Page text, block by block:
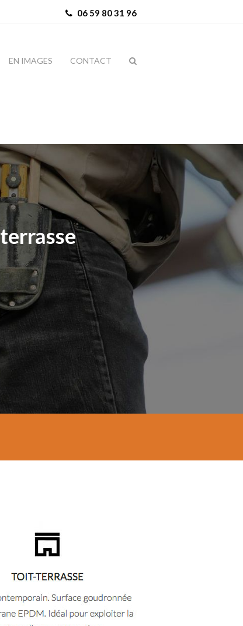
06 59 80 31 96
EN IMAGES CONTACT